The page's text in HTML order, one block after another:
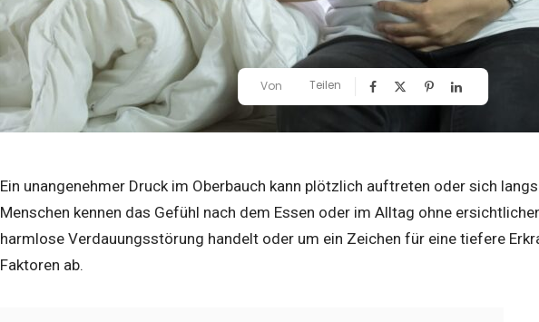
Von Teilen
Ein unangenehmer Druck im Oberbauch kann plötzlich auftreten oder sich
Menschen kennen das Gefühl nach dem Essen oder im Alltag ohne
harmlose Verdauungsstörung handelt oder um ein Zeichen für eine tiefere
Faktoren ab.